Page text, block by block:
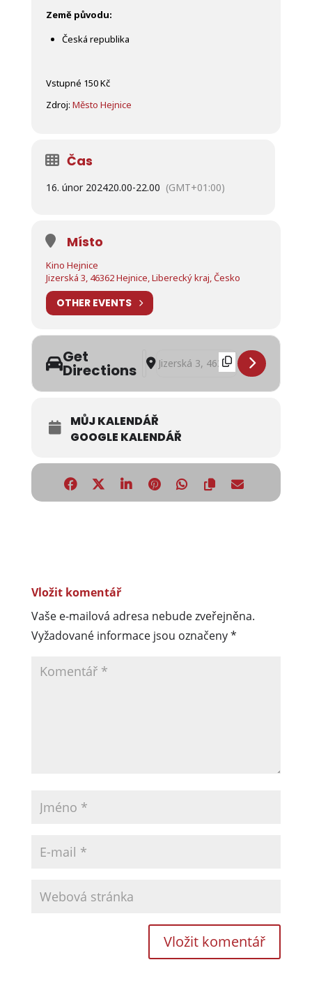
Země původu:
Česká republika
Vstupné 150 Kč
Zdroj: Město Hejnice
Čas
16. únor 202420.00-22.00 (GMT+01:00)
Místo
Kino Hejnice
Jizerská 3, 46362 Hejnice, Liberecký kraj, Česko
OTHER EVENTS
Get
Directions
Address - Franta mimozemšťan
Destination Address - Franta
MŮJ KALENDÁŘ
GOOGLE KALENDÁŘ
Vložit komentář
Vaše e-mailová adresa nebude zveřejněna.
Vyžadované informace jsou označeny*